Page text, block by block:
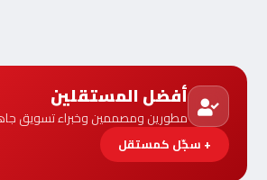
أفضل المستقلين
مطورين ومصممين وخبراء تسويق
+ سجّل كمستقل